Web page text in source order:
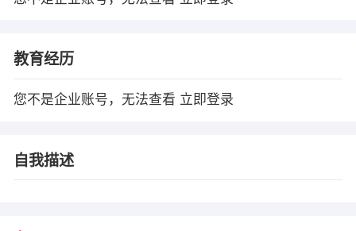
教育经历
您不是企业账号，无法查看 立即登录
自我描述